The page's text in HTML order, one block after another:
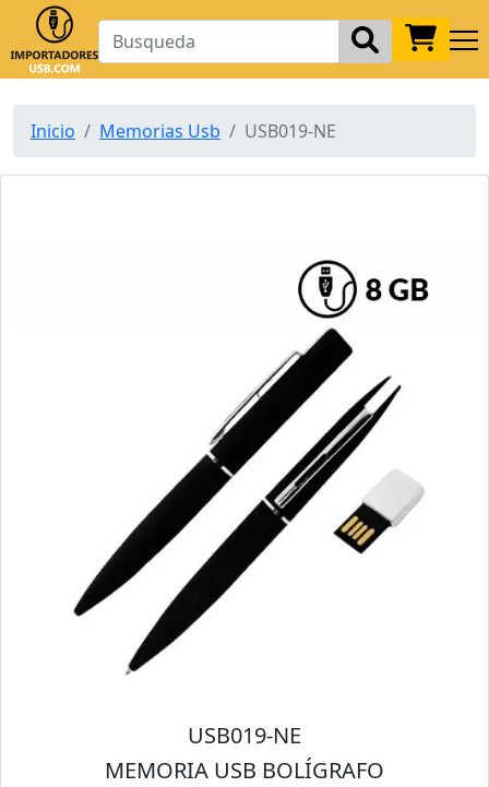
Inicio Memorias Usb USB019-NE
USB019-NE
MEMORIA USB BOLÍGRAFO